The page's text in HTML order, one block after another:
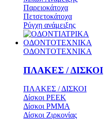
Παρειοκάτοχα
Πετσετοκάτοχα
Ρύγχη ανάμειξης
ΟΔΟΝΤΟΤΕΧΝΙΚΑ
ΟΔΟΝΤΟΤΕΧΝΙΚΑ
ΠΛΑΚΕΣ / ΔΙΣΚΟΙ
ΠΛΑΚΕΣ / ΔΙΣΚΟΙ
Δίσκοι PEEK
Δίσκοι PMMA
Δίσκοι Ζιρκονίας